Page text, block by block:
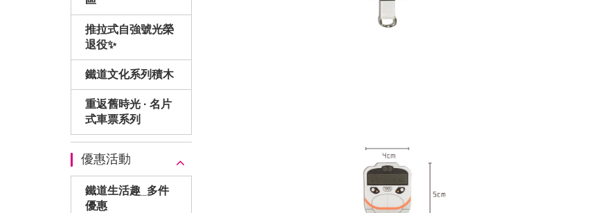
推拉式自強號光榮
退役✨
鐵道文化系列積木
重返舊時光 · 名片
式車票系列
優惠活動
鐵道生活趣_多件
優惠